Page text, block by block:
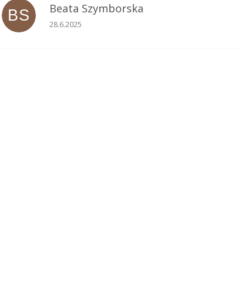
BS Beata Szymborska
Ocena sklepu to 5 na 5 gwiazdek.
28.6.2025